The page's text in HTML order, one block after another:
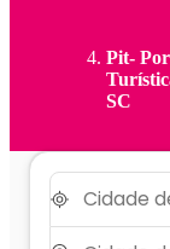
Pit-
SC